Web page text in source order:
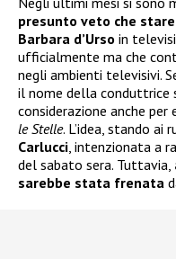
presunto veto che
Barbara d’Urso in
ufficialmente ma che
negli ambienti televisivi.
il nome della conduttrice
considerazione anche per
le Stelle. L’idea, stando ai
Carlucci, intenzionata a
del sabato sera. Tuttavia,
sarebbe stata frenata